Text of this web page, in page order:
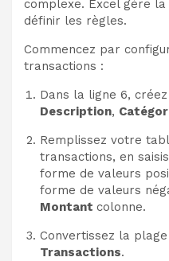
complexe. Excel gère
définir les règles.
Commencez par
transactions :
Dans la ligne 6,
Description,
Remplissez votre
transactions, en
forme de valeurs
forme de valeurs
Montant colonne.
Convertissez la
Transactions.